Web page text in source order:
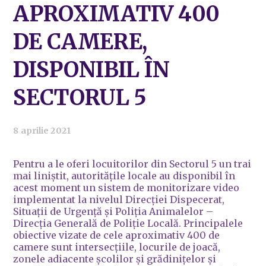
APROXIMATIV 400
DE CAMERE,
DISPONIBIL ÎN
SECTORUL 5
8 aprilie 2021
Pentru a le oferi locuitorilor din Sectorul 5 un trai
mai liniștit, autoritățile locale au disponibil în
acest moment un sistem de monitorizare video
implementat la nivelul Direcției Dispecerat,
Situații de Urgență și Poliția Animalelor –
Direcția Generală de Poliție Locală. Principalele
obiective vizate de cele aproximativ 400 de
camere sunt intersecțiile, locurile de joacă,
zonele adiacente școlilor și grădinițelor și